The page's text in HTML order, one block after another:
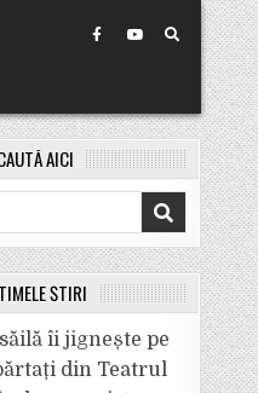
AICI
ȘTIRI
îi jignește pe
din Teatrul